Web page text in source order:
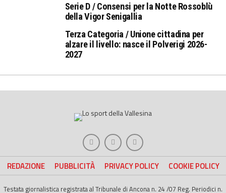
Serie D / Consensi per la Notte Rossoblù
della Vigor Senigallia
Terza Categoria / Unione cittadina per
alzare il livello: nasce il Polverigi 2026-
2027
REDAZIONE PUBBLICITÀ PRIVACY POLICY COOKIE POLICY
Testata giornalistica registrata al Tribunale di Ancona n. 24 /07 Reg. Periodici n.